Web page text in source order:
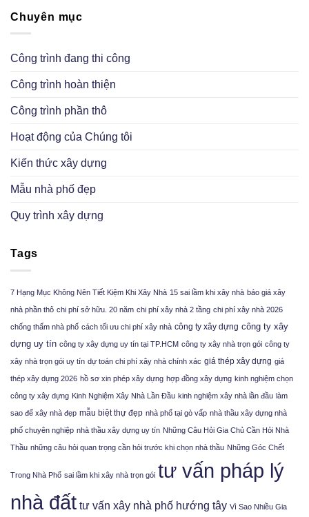
Chuyên mục
Công trình đang thi công
Công trình hoàn thiện
Công trình phần thô
Hoạt động của Chúng tôi
Kiến thức xây dựng
Mẫu nhà phố đẹp
Quy trình xây dựng
Tags
7 Hạng Mục Không Nên Tiết Kiệm Khi Xây Nhà 15 sai lầm khi xây nhà báo giá xây
nhà phần thô chi phí sở hữu. 20 năm chi phí xây nhà 2 tầng chi phí xây nhà 2026
chống thấm nhà phố cách tối ưu chi phí xây nhà công ty xây dựng công ty xây
dựng uy tín công ty xây dựng uy tín tại TP.HCM công ty xây nhà trọn gói công ty
xây nhà trọn gói uy tín dự toán chi phí xây nhà chính xác giá thép xây dựng giá
thép xây dựng 2026 hồ sơ xin phép xây dựng hợp đồng xây dựng kinh nghiệm chọn
công ty xây dựng Kinh Nghiệm Xây Nhà Lần Đầu kinh nghiệm xây nhà lần đầu làm
sao để xây nhà đẹp mẫu biệt thự đẹp nhà phố tại gò vấp nhà thầu xây dựng nhà
phố chuyên nghiệp nhà thầu xây dựng uy tín Những Câu Hỏi Gia Chủ Cần Hỏi Nhà
Thầu những câu hỏi quan trọng cần hỏi trước khi chọn nhà thầu Những Góc Chết
Trong Nhà Phố sai lầm khi xây nhà trọn gói tư vấn pháp lý
nhà đất tư vấn xây nhà phố hướng tây Vì Sao Nhiều Gia